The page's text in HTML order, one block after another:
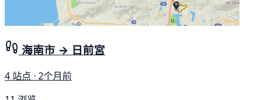
海南市 → 日前宮
4 站点 · 2个月前